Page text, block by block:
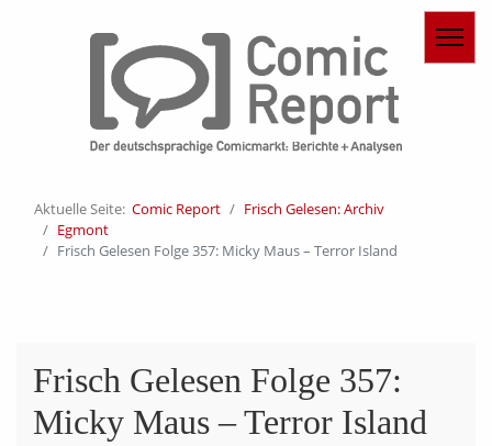
Aktuelle Seite: Comic Report
Frisch Gelesen: Archiv
Egmont
Frisch Gelesen Folge 357: Micky Maus – Terror Island
Frisch Gelesen Folge 357:
Micky Maus – Terror Island